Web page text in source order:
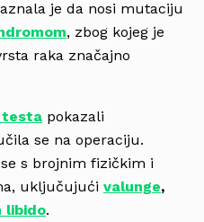
je da nosi mutaciju
, zbog kojeg je
raka značajno
testa pokazali
se na operaciju.
s brojnim fizičkim i
uključujući valunge,
libido.